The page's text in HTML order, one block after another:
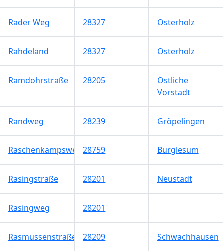
Rader Weg 28327 Osterholz
Rahdeland 28327 Osterholz
Ramdohrstraße 28205
Östliche
Vorstadt
Randweg 28239 Gröpelingen
Raschenkampsweg 28759 Burglesum
Rasingstraße 28201 Neustadt
Rasingweg 28201
Rasmussenstraße 28209 Schwachhausen